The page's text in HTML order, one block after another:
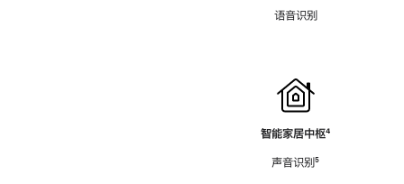
语音识别
智能家居中枢脚
⁴
声音识别脚
⁵